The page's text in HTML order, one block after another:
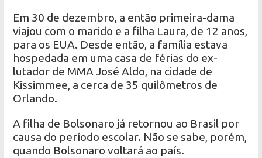
Em 30 de dezembro, a então primeira-dama
viajou com o marido e a filha Laura, de 12 anos,
para os EUA. Desde então, a família estava
hospedada em uma casa de férias do ex-
lutador de MMA José Aldo, na cidade de
Kissimmee, a cerca de 35 quilômetros de
Orlando.
A filha de Bolsonaro já retornou ao Brasil por
causa do período escolar. Não se sabe, porém,
quando Bolsonaro voltará ao país.